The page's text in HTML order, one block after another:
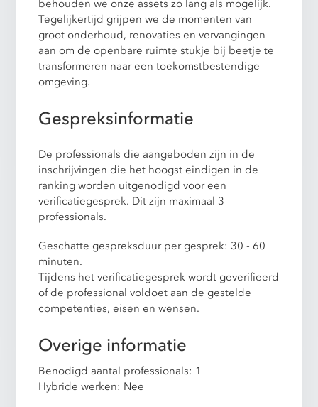
behouden we onze assets zo lang als mogelijk.
Tegelijkertijd grijpen we de momenten van
groot onderhoud, renovaties en vervangingen
aan om de openbare ruimte stukje bij beetje te
transformeren naar een toekomstbestendige
omgeving.
Gespreksinformatie
De professionals die aangeboden zijn in de
inschrijvingen die het hoogst eindigen in de
ranking worden uitgenodigd voor een
verificatiegesprek. Dit zijn maximaal 3
professionals.
Geschatte gespreksduur per gesprek: 30 - 60
minuten.
Tijdens het verificatiegesprek wordt geverifieerd
of de professional voldoet aan de gestelde
competenties, eisen en wensen.
Overige informatie
Benodigd aantal professionals: 1
Hybride werken: Nee